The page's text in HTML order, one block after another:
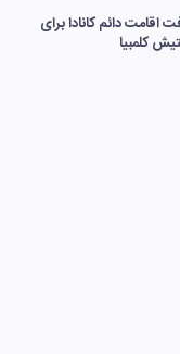
دائم کانادا برای
کلمبیا